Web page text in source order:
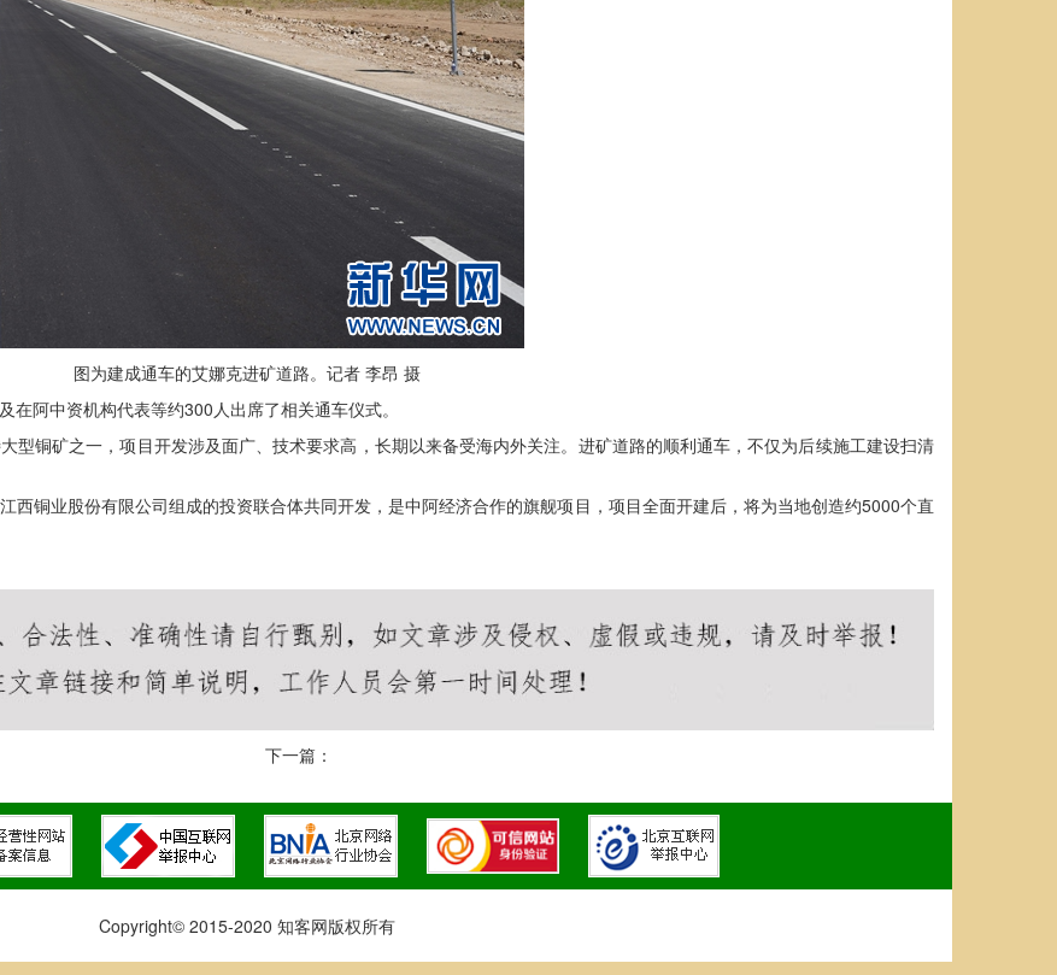
图为建成通车的艾娜克进矿道路。记者 李昂 摄
阿中资机构代表等约300人出席了相关通车仪式。
型铜矿之一，项目开发涉及面广、技术要求高，长期以来备受海内外关注。进矿道路的顺利通车，不仅为后续施工建设扫清
西铜业股份有限公司组成的投资联合体共同开发，是中阿经济合作的旗舰项目，项目全面开建后，将为当地创造约5000个直
下一篇：
Copyright© 2015-2020 知客网版权所有